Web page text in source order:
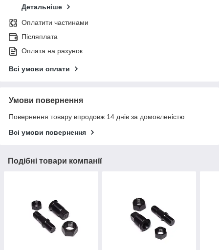
Детальніше
Оплатити частинами
Післяплата
Оплата на рахунок
Всі умови оплати
Умови повернення
Повернення товару впродовж 14 днів за домовленістю
Всі умови повернення
Подібні товари компанії